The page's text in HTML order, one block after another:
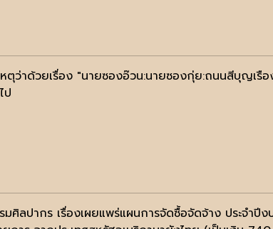
ตุว่าด้วยเรื่อง "นายซองอ๊วน:นายซองกุ่ย:ถนนสีบุญเรือ
ป
มศิลปากร เรื่องเผยแพร่แผนการจัดซื้อจัดจ้าง ประจำ